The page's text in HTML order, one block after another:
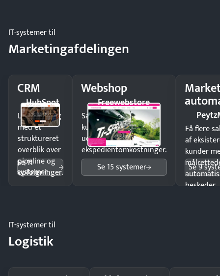
IT-systemer til
Marketingafdelingen
CRM
HubSpot
Luk flere salg
med et
struktureret
overblik over
pipeline og
opfølgninger.
Se 11
systemer
Webshop
Freewebstore
Sælg produkter 24/7 til
kunder i hele landet
uden
ekspedientomkostninger.
Se 15 systemer
Få flere
af
kunder
beskeder.
Se 9
IT-systemer til
Logistik